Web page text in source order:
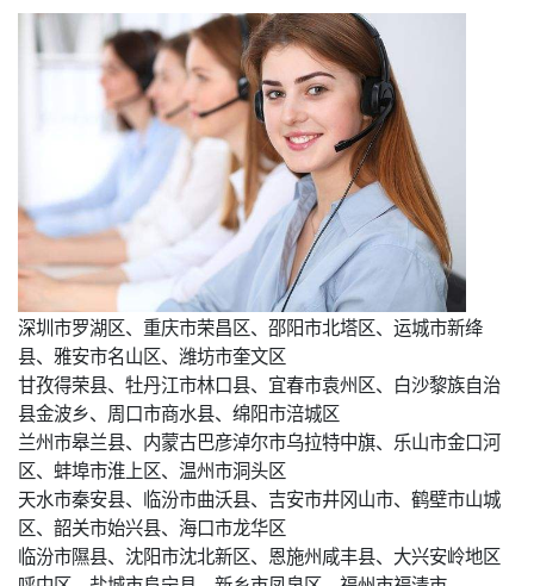
深圳市罗湖区、重庆市荣昌区、邵阳市北塔区、运城市新绛
县、雅安市名山区、潍坊市奎文区
甘孜得荣县、牡丹江市林口县、宜春市袁州区、白沙黎族自治
县金波乡、周口市商水县、绵阳市涪城区
兰州市皋兰县、内蒙古巴彦淖尔市乌拉特中旗、乐山市金口河
区、蚌埠市淮上区、温州市洞头区
天水市秦安县、临汾市曲沃县、吉安市井冈山市、鹤壁市山城
区、韶关市始兴县、海口市龙华区
临汾市隰县、沈阳市沈北新区、恩施州咸丰县、大兴安岭地区